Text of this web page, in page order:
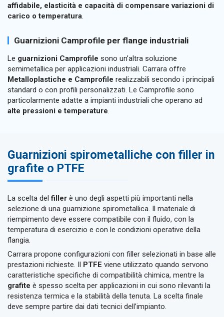
affidabile, elasticità e capacità di compensare variazioni di
carico o temperatura.
Guarnizioni Camprofile per flange industriali
Le guarnizioni Camprofile sono un’altra soluzione
semimetallica per applicazioni industriali. Carrara offre
Metalloplastiche e Camprofile realizzabili secondo i principali
standard o con profili personalizzati. Le Camprofile sono
particolarmente adatte a impianti industriali che operano ad
alte pressioni e temperature.
Guarnizioni spirometalliche con filler in
grafite o PTFE
La scelta delfiller è uno degli aspetti più importanti nella
selezione di una guarnizione spirometallica. Il materiale di
riempimento deve essere compatibile con il fluido, con la
temperatura di esercizio e con le condizioni operative della
flangia.
Carrara propone configurazioni con filler selezionati in base alle
prestazioni richieste. Il PTFE viene utilizzato quando servono
caratteristiche specifiche di compatibilità chimica, mentre la
grafite è spesso scelta per applicazioni in cui sono rilevanti la
resistenza termica e la stabilità della tenuta. La scelta finale
deve sempre partire dai dati tecnici dell’impianto.